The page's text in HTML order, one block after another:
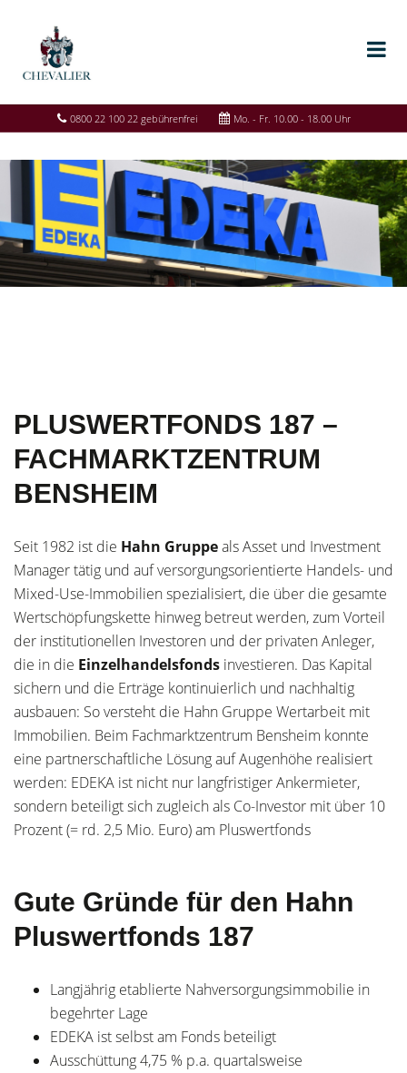
0800 22 100 22 gebührenfrei Mo. - Fr. 10.00 - 18.00 Uhr
PLUSWERTFONDS 187 –
FACHMARKTZENTRUM
BENSHEIM
Seit 1982 ist die Hahn Gruppeals Asset und Investment
Manager tätig und auf versorgungsorientierte Handels- und
Mixed-Use-Immobilien spezialisiert, die über die gesamte
Wertschöpfungskette hinweg betreut werden, zum Vorteil
der institutionellen Investoren und der privaten Anleger,
die in die Einzelhandelsfonds investieren. Das Kapital
sichern und die Erträge kontinuierlich und nachhaltig
ausbauen: So versteht die Hahn Gruppe Wertarbeit mit
Immobilien. Beim Fachmarktzentrum Bensheim konnte
eine partnerschaftliche Lösung auf Augenhöhe realisiert
werden: EDEKA ist nicht nur langfristiger Ankermieter,
sondern beteiligt sich zugleich als Co-Investor mit über 10
Prozent (= rd. 2,5 Mio. Euro) am Pluswertfonds
Gute Gründe für den Hahn
Pluswertfonds 187
Langjährig etablierte Nahversorgungsimmobilie in
begehrter Lage
EDEKA ist selbst am Fonds beteiligt
Ausschüttung 4,75 % p.a. quartalsweise